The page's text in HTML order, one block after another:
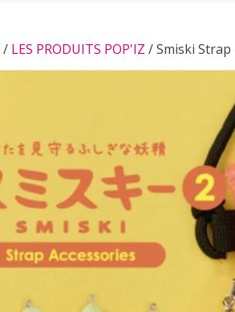
/ LES PRODUITS POP'IZ / Smiski Strap